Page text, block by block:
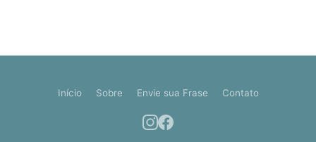
Início Sobre Envie sua Frase Contato